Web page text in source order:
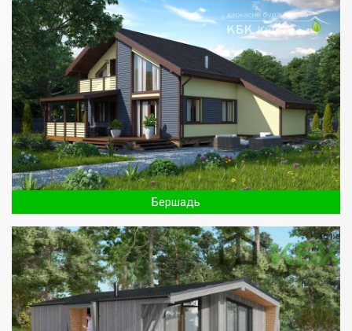
Бершадь